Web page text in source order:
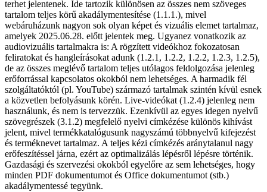
terhet jelentenek. Ide tartozik különösen az összes nem szöveges
tartalom teljes körű akadálymentesítése (1.1.1.), mivel
webáruházunk nagyon sok olyan képet és vizuális elemet tartalmaz,
amelyek 2025.06.28. előtt jelentek meg. Ugyanez vonatkozik az
audiovizuális tartalmakra is: A rögzített videókhoz fokozatosan
feliratokat és hangleírásokat adunk (1.2.1, 1.2.2, 1.2.2, 1.2.3, 1.2.5),
de az összes meglévő tartalom teljes utólagos feldolgozása jelenleg
erőforrással kapcsolatos okokból nem lehetséges. A harmadik fél
szolgáltatóktól (pl. YouTube) származó tartalmak szintén kívül esnek
a közvetlen befolyásunk körén. Live-videókat (1.2.4) jelenleg nem
használunk, és nem is tervezzük. Ezenkívül az egyes idegen nyelvű
szövegrészek (3.1.2) megfelelő nyelvi címkézése különös kihívást
jelent, mivel termékkatalógusunk nagyszámú többnyelvű kifejezést
és terméknevet tartalmaz. A teljes kézi címkézés aránytalanul nagy
erőfeszítéssel járna, ezért az optimalizálás lépésről lépésre történik.
Gazdasági és szervezési okokból egyelőre az sem lehetséges, hogy
minden PDF dokumentumot és Office dokumentumot (stb.)
akadálymentessé tegyünk.